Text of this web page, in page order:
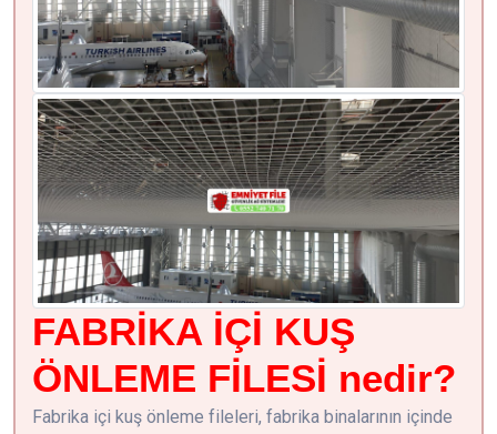
FABRİKA İÇİ KUŞ
ÖNLEME FİLESİ nedir?
Fabrika içi kuş önleme fileleri, fabrika binalarının içinde